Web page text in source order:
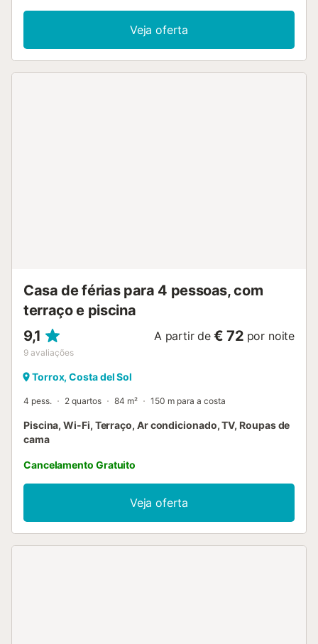
Veja oferta
Casa de férias para 4 pessoas, com
terraço e piscina
9,1
9 avaliações
A partir de € 72 por noite
Torrox, Costa del Sol
4 pess. 2 quartos 84 m² 150 m para a costa
Piscina, Wi-Fi, Terraço, Ar condicionado, TV, Roupas de
cama
Cancelamento Gratuito
Veja oferta